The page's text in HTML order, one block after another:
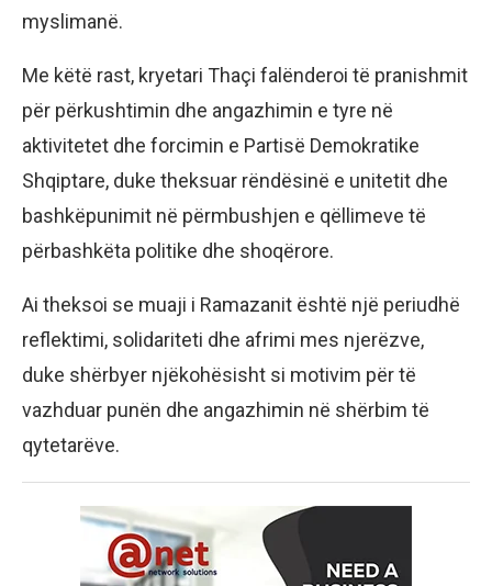
myslimanë.
Me këtë rast, kryetari Thaçi falënderoi të pranishmit
për përkushtimin dhe angazhimin e tyre në
aktivitetet dhe forcimin e Partisë Demokratike
Shqiptare, duke theksuar rëndësinë e unitetit dhe
bashkëpunimit në përmbushjen e qëllimeve të
përbashkëta politike dhe shoqërore.
Ai theksoi se muaji i Ramazanit është një periudhë
reflektimi, solidariteti dhe afrimi mes njerëzve,
duke shërbyer njëkohësisht si motivim për të
vazhduar punën dhe angazhimin në shërbim të
qytetarëve.